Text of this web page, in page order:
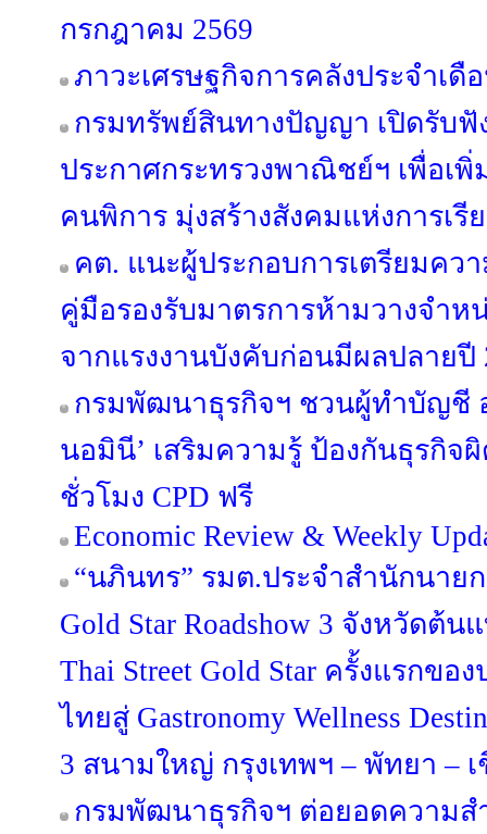
กรกฎาคม 2569
ภาวะเศรษฐกิจการคลังประจำเดื
กรมทรัพย์สินทางปัญญา เปิดรับฟั
ประกาศกระทรวงพาณิชย์ฯ เพื่อเ
คนพิการ มุ่งสร้างสังคมแห่งการเรี
คต. แนะผู้ประกอบการเตรียมคว
คู่มือรองรับมาตรการห้ามวางจำห
จากแรงงานบังคับก่อนมีผลปลายปี
กรมพัฒนาธุรกิจฯ ชวนผู้ทำบัญชี
นอมินี’ เสริมความรู้ ป้องกันธุรกิ
ชั่วโมง CPD ฟรี
Economic Review & Weekly
“นภินทร” รมต.ประจำสำนักนาย
Gold Star Roadshow 3 จังหวัดต้
Thai Street Gold Star ครั้งแรกข
ไทยสู่ Gastronomy Wellness
3 สนามใหญ่ กรุงเทพฯ – พัทยา –
กรมพัฒนาธุรกิจฯ ต่อยอดความสำ